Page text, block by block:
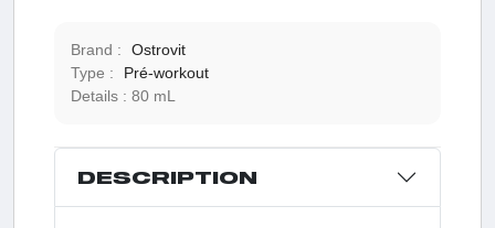
Brand :
Ostrovit
Type :
Pré-workout
Details :
80 mL
DESCRIPTION